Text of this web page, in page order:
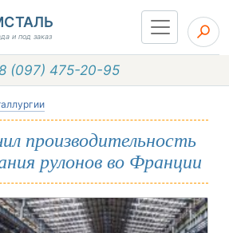
и под заказ
(097) 475-20-95
производительность
рулонов во Франции